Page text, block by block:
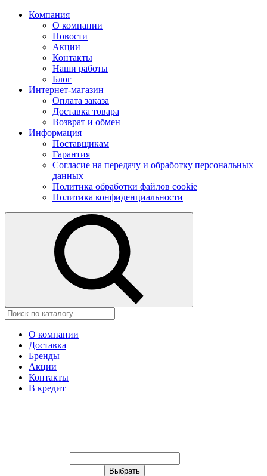
Компания
О компании
Новости
Акции
Контакты
Наши работы
Блог
Интернет-магазин
Оплата заказа
Доставка товара
Возврат и обмен
Информация
Поставщикам
Гарантия
Согласие на передачу и обработку персональных
данных
Политика обработки файлов cookie
Политика конфиденциальности
О компании
Доставка
Бренды
Акции
Контакты
В кредит